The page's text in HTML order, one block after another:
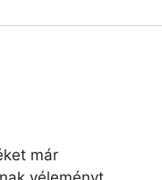
már